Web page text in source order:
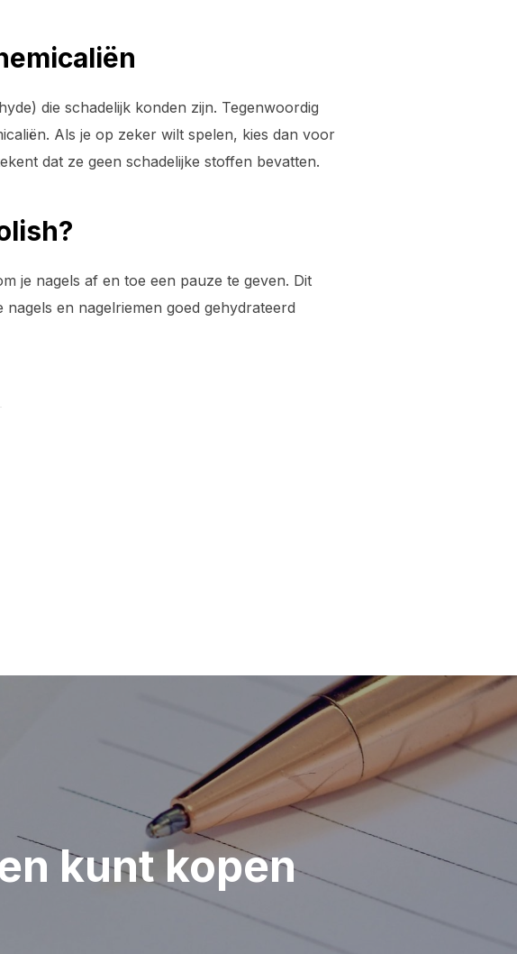
die schadelijk konden zijn. Tegenwoordig
Als je op zeker wilt spelen, kies dan voor
dat ze geen schadelijke stoffen bevatten.
je nagels af en toe een pauze te geven. Dit
en nagelriemen goed gehydrateerd
kunt kopen